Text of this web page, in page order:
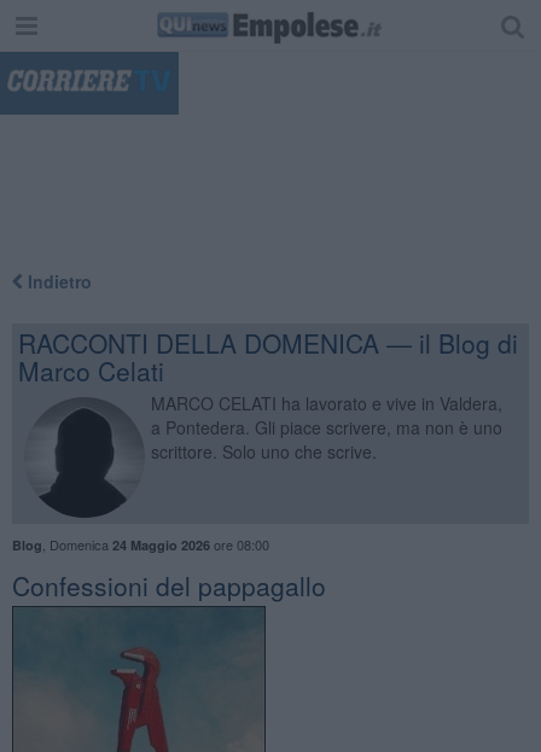
Indietro
RACCONTI DELLA DOMENICA — il Blog di
Marco Celati
MARCO CELATI ha lavorato e vive in Valdera,
a Pontedera. Gli piace scrivere, ma non è uno
scrittore. Solo uno che scrive.
Blog Domenica 24 Maggio 2026ore 08:00
Confessioni del pappagallo